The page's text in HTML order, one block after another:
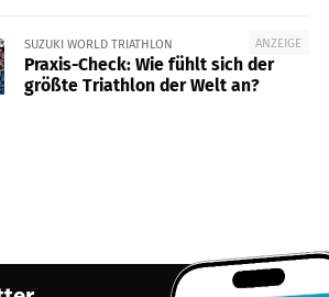
ANZEIGE
SUZUKI WORLD TRIATHLON
Praxis-Check: Wie fühlt sich der
größte Triathlon der Welt an?